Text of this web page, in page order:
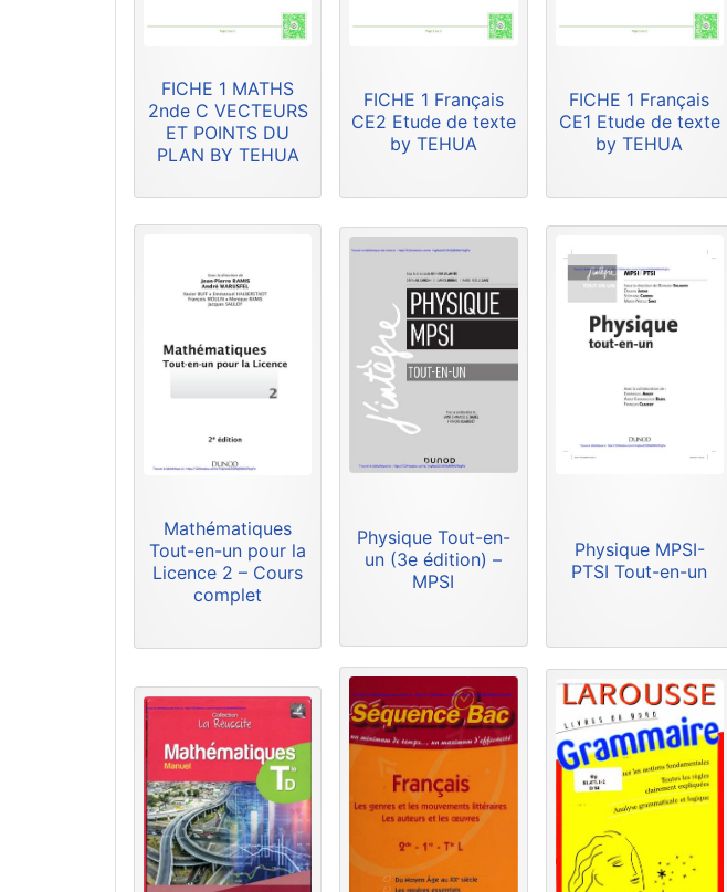
FICHE 1 MATHS
2nde C VECTEURS
ET POINTS DU
PLAN BY TEHUA
FICHE 1 Français
CE2 Etude de texte
by TEHUA
FICHE 1 Français
CE1 Etude de texte
by TEHUA
Mathématiques
Tout-en-un pour la
Licence 2 – Cours
complet
Physique Tout-en-
un (3e édition) –
MPSI
Physique MPSI-
PTSI Tout-en-un